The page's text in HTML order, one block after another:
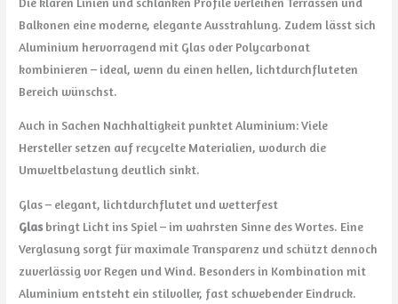
Balkonen eine moderne, elegante Ausstrahlung. Zudem lässt sich
Aluminium hervorragend mit Glas oder Polycarbonat
kombinieren – ideal, wenn du einen hellen, lichtdurchfluteten
Bereich wünschst.
Auch in Sachen Nachhaltigkeit punktet Aluminium: Viele
Hersteller setzen auf recycelte Materialien, wodurch die
Umweltbelastung deutlich sinkt.
Glas – elegant, lichtdurchflutet und wetterfest
Glasbringt Licht ins Spiel – im wahrsten Sinne des Wortes. Eine
Verglasung sorgt für maximale Transparenz und schützt dennoch
zuverlässig vor Regen und Wind. Besonders in Kombination mit
Aluminium entsteht ein stilvoller, fast schwebender Eindruck.